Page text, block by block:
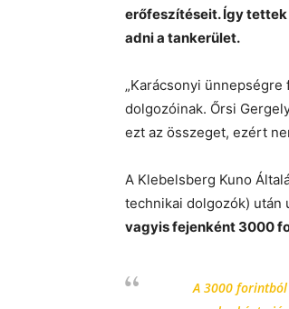
erőfeszítéseit. Így tettek
adni a tankerület.
„Karácsonyi
dolgozóinak. Őrsi
ezt az összeget, ezért
A Klebelsberg Kuno
technikai dolgozók) után
vagyis fejenként 3000
A 3000 forintból